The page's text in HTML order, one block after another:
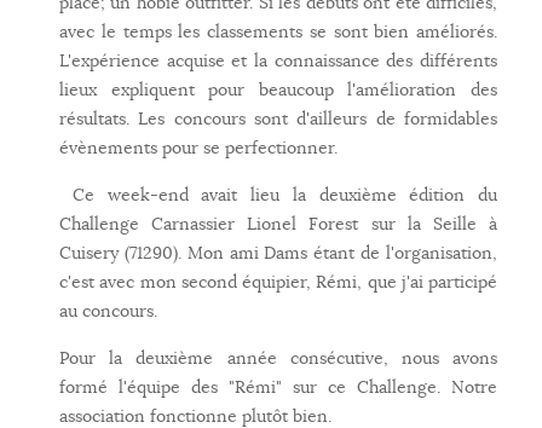
avec le temps les classements se sont bien améliorés.
L'expérience acquise et la connaissance des différents
lieux expliquent pour beaucoup l'amélioration des
résultats. Les concours sont d'ailleurs de formidables
évènements pour se perfectionner.
Ce week-end avait lieu la deuxième édition du
Challenge Carnassier Lionel Forest sur la Seille à
Cuisery (71290). Mon ami Dams étant de l'organisation,
c'est avec mon second équipier, Rémi, que j'ai participé
au concours.
Pour la deuxième année consécutive, nous avons
formé l'équipe des "Rémi" sur ce Challenge. Notre
association fonctionne plutôt bien.